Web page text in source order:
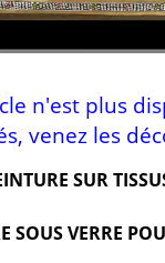
n'est plus
venez les
SUR
SOUS VERRE